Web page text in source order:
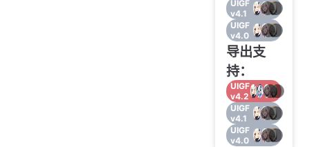
UIGF
v4.1
UIGF
v4.0
导出支
持：
UIGF
v4.2
UIGF
v4.1
UIGF
v4.0